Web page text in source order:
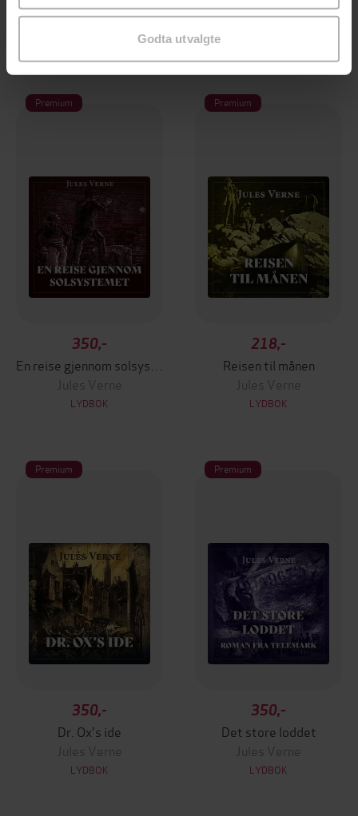
Godta utvalgte
Jules Verne
Jules Verne
Premium
350,-
Jules Verne
LYDBOK
Premium
218,-
Reisen til månen
Jules Verne
LYDBOK
Premium
350,-
Dr. Ox's ide
Jules Verne
LYDBOK
Premium
350,-
Det store loddet
Jules Verne
LYDBOK